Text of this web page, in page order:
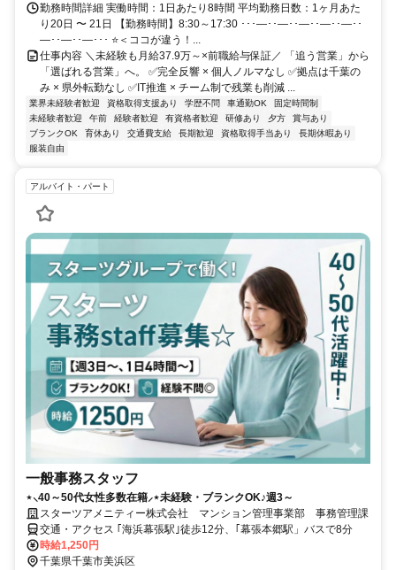
勤務時間詳細 実働時間：1日あたり8時間 平均勤務日数：1ヶ月あた
り20日 〜 21日 【勤務時間】8:30～17:30 ･･･―･･―･･―･･―･･―･･
―･･―･･―･･･ ⭐＜ココが違う！...
仕事内容 ＼未経験も月給37.9万～×前職給与保証／ 「追う営業」から
「選ばれる営業」へ。 ✅完全反響 × 個人ノルマなし ✅拠点は千葉の
み × 県外転勤なし ✅IT推進 × チーム制で残業も削減 ...
業界未経験者歓迎 資格取得支援あり 学歴不問 車通勤OK
固定時間制
未経験者歓迎
午前 経験者歓迎 有資格者歓迎 研修あり 夕方
賞与あり
ブランクOK
育休あり 交通費支給 長期歓迎 資格取得手当あり
長期休暇あり
服装自由
アルバイト・パート
一般事務スタッフ
⋆⸜40～50代女性多数在籍⸝⋆未経験・ブランクOK♪週3～
スターツアメニティー株式会社 マンション管理事業部 事務管理課
交通・アクセス ｢海浜幕張駅｣徒歩12分、｢幕張本郷駅」バスで8分
時給1,250円
千葉県千葉市美浜区